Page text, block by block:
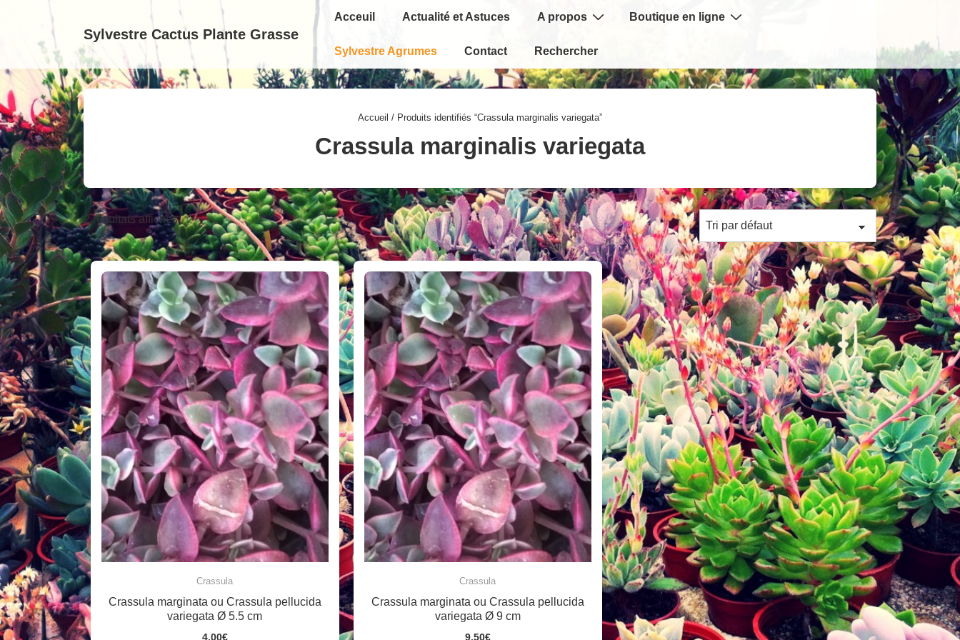
contenu
principal
Sylvestre Cactus Plante Grasse
Main
Acceuil Actualité et Astuces A propos Boutique en ligne
Sylvestre Agrumes Contact Rechercher
Accueil / Produits identifiés “Crassula marginalis variegata”
Crassula marginalis variegata
2 résultats affichés
Crassula
Crassula marginata ou Crassula pellucida
variegata Ø 5.5 cm
4.00€
Crassula
Crassula marginata ou Crassula pellucida
variegata Ø 9 cm
9.50€